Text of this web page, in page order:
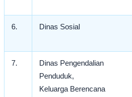
6. Dinas Sosial
7.
Dinas Pengendalian
Penduduk,
Keluarga Berencana